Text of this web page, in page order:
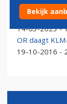
OR KLM
toiletten in
14-03-2023 -
OR daagt
19-10-2016 -
Bekijk